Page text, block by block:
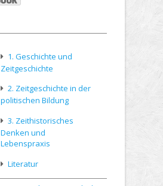
1. Geschichte und
Zeitgeschichte
2. Zeitgeschichte in der
politischen Bildung
3. Zeithistorisches
Denken und
Lebenspraxis
Literatur